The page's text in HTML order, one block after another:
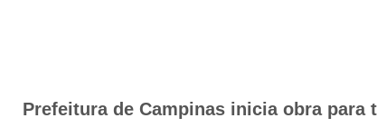
Prefeitura de Campinas inicia obra para